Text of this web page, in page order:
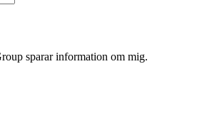
sparar information om mig.